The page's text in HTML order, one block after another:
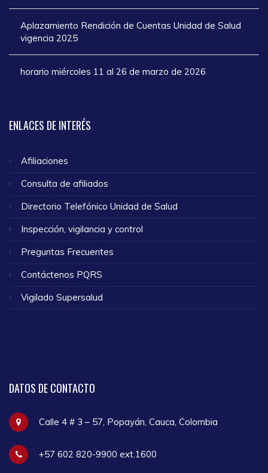
Aplazamiento Rendición de Cuentas Unidad de Salud
vigencia 2025
horario miércoles 11 al 26 de marzo de 2026
ENLACES DE INTERÉS
Afiliaciones
Consulta de afiliados
Directorio Telefónico Unidad de Salud
Inspección, vigilancia y control
Preguntas Frecuentes
Contáctenos PQRS
Vigilado Supersalud
DATOS DE CONTACTO
Calle 4 # 3 – 57, Popayán, Cauca, Colombia
+57 602 820-9900 ext.1600